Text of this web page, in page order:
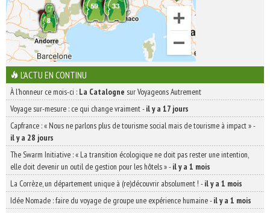
L'ACTU EN CONTINU
À l'honneur ce mois-ci : La Catalogne sur Voyageons Autrement
Voyage sur-mesure : ce qui change vraiment-il y a 17 jours
Capfrance : « Nous ne parlons plus de tourisme social mais de tourisme à impact »-
il y a 28 jours
The Swarm Initiative : « La transition écologique ne doit pas rester une intention,
elle doit devenir un outil de gestion pour les hôtels »-il y a 1 mois
La Corrèze, un département unique à (re)découvrir absolument ! -il y a 1 mois
Idée Nomade : faire du voyage de groupe une expérience humaine-il y a 1 mois